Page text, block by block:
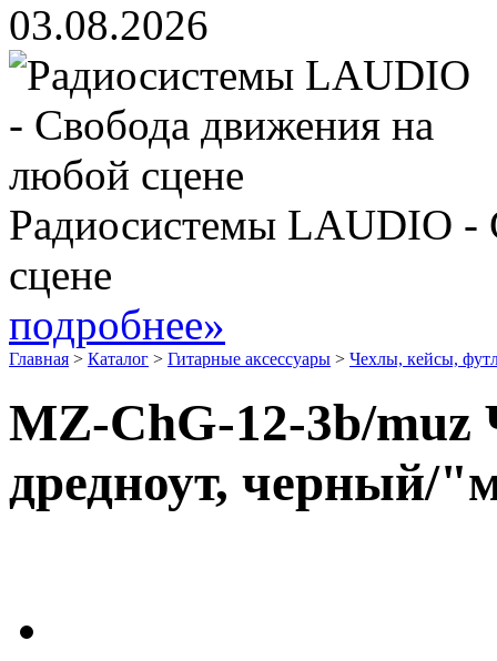
03.08.2026
Радиосистемы LAUDIO -
сцене
подробнее»
Главная > Каталог > Гитарные аксессуары > Чехлы, кейсы,
MZ-ChG-12-3b/muz
дредноут, черный/